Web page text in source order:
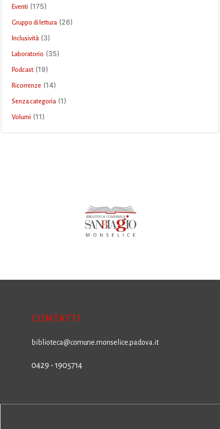
Eventi (175)
Gruppo di lettura (26)
Inclusività (3)
Laboratorio (35)
Podcast (19)
Ricorrenze (14)
Senza categoria (1)
Volumi (11)
CONTATTI
biblioteca@comune.monselice.padova.it
0429 - 1905714